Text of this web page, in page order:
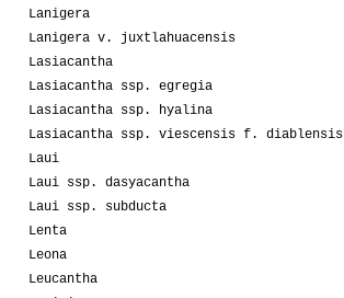
Lanigera
Lanigera v. juxtlahuacensis
Lasiacantha
Lasiacantha ssp. egregia
Lasiacantha ssp. hyalina
Lasiacantha ssp. viescensis f. diablensis
Laui
Laui ssp. dasyacantha
Laui ssp. subducta
Lenta
Leona
Leucantha